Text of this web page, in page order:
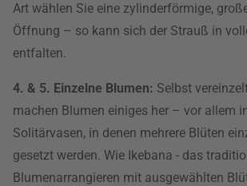
Art wählen Sie eine zylinderförmige,
Öffnung – so kann sich der Strauß in
entfalten.
4. & 5. Einzelne Blumen: Selbst
machen Blumen einiges her – vor allem
Solitärvasen, in denen mehrere Blüten
gesetzt werden. Wie Ikebana - das
Blumenarrangieren mit ausgewählten